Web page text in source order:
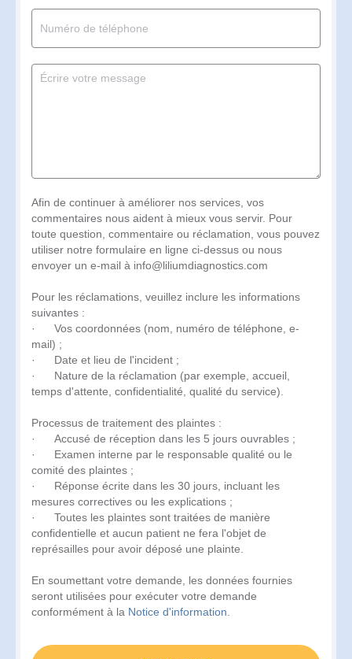
Afin de continuer à améliorer nos services, vos
commentaires nous aident à mieux vous servir. Pour
toute question, commentaire ou réclamation, vous pouvez
utiliser notre formulaire en ligne ci-dessus ou nous
envoyer un e-mail à info@liliumdiagnostics.com
Pour les réclamations, veuillez inclure les informations
suivantes :
· Vos coordonnées (nom, numéro de téléphone, e-
mail) ;
· Date et lieu de l'incident ;
· Nature de la réclamation (par exemple, accueil,
temps d'attente, confidentialité, qualité du service).
Processus de traitement des plaintes :
· Accusé de réception dans les 5 jours ouvrables ;
· Examen interne par le responsable qualité ou le
comité des plaintes ;
· Réponse écrite dans les 30 jours, incluant les
mesures correctives ou les explications ;
· Toutes les plaintes sont traitées de manière
confidentielle et aucun patient ne fera l'objet de
représailles pour avoir déposé une plainte.
En soumettant votre demande, les données fournies
seront utilisées pour exécuter votre demande
conformément à la Notice d'information.